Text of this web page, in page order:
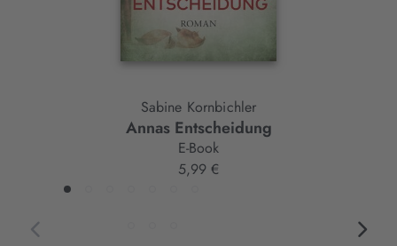
Sabine Kornbichler
Annas Entscheidung
E-Book
5,99 €